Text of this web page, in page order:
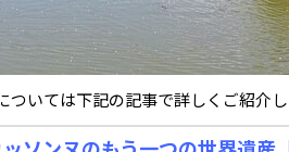
いては下記の記事で詳しくご紹介し